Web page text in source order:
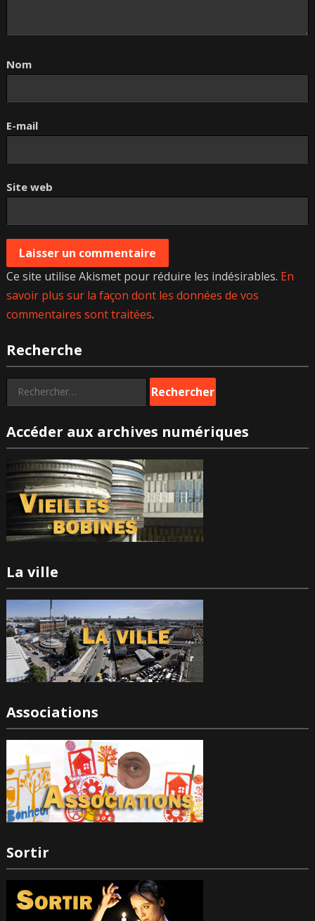
Nom
E-mail
Site web
Ce site utilise Akismet pour réduire les indésirables. En
savoir plus sur la façon dont les données de vos
commentaires sont traitées.
Recherche
Rechercher :
Accéder aux archives numériques
La ville
Associations
Sortir